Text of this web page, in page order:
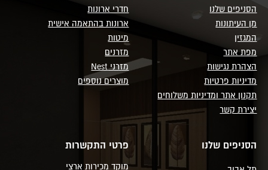
הסניפים שלנו
מן העיתונות
המגזין
מפת אתר
הצהרת נגישות
מדיניות פרטיות
תקנון אתר ומדיניות משלוחים
יצירת קשר
חדרי ארונות
ארונות בהתאמה אישית
מיטות
מזרנים
מזרני Nest
מוצרים נוספים
הסניפים שלנו פרטי התקשרות
מוקד מכירות ארצי